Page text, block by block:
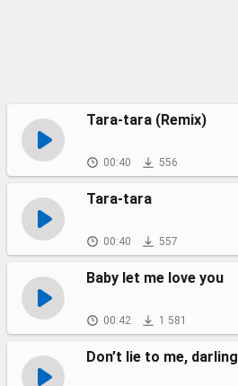
Tara-tara (Remix)
00:40 556
Tara-tara
00:40 557
Baby let me love you
00:42 1 581
Don’t lie to me, darling